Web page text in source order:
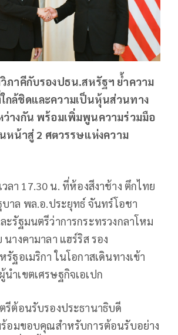
ภาคีกับรองปธน.สหรัฐฯ ย้ำความ
กล้ชิดและความเป็นหุ้นส่วนทาง
างกัน พร้อมเพิ่มพูนความร่วมมือ
นหน้าสู่ 2 ศตวรรษแห่งความ
ลา 17.30 น. ที่ห้องสีงาช้าง ตึกไทย
าล พล.อ.ประยุทธ์ จันทร์โอชา
ะรัฐมนตรีว่าการกระทรวงกลาโหม
างคามาลา แฮร์ริส รอง
ฐอเมริกา ในโอกาสเดินทางเข้า
ำเขตเศรษฐกิจเอเปก
รีต้อนรับรองประธานาธิบดี
อมขอบคุณสำหรับการต้อนรับอย่าง